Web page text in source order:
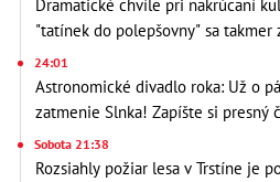
Dramatické chvíle pri nakrúcaní
"tatínek do polepšovny" sa takmer
24:01
Astronomické divadlo roka: Už o
zatmenie Slnka! Zapíšte si presný
Sobota 21:38
Rozsiahly požiar lesa v Trstíne je